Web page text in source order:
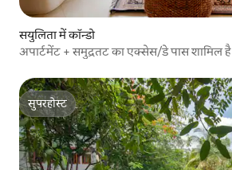
सयुलिता में कॉन्डो
अपार्टमेंट + समुद्रतट का एक्सेस/डे पास शामिल है
सुपरहोस्ट
सुपरहोस्ट